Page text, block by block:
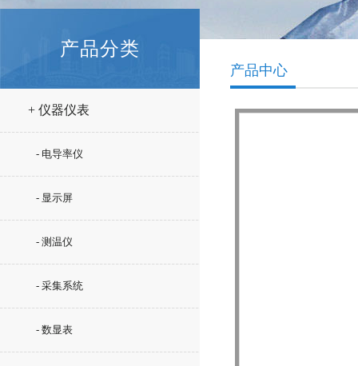
产品分类
+ 仪器仪表
- 电导率仪
- 显示屏
- 测温仪
- 采集系统
- 数显表
产品中心